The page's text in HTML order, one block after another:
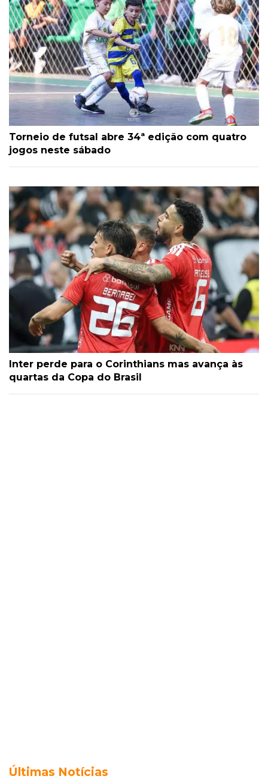
Torneio de futsal abre 34ª edição com quatro
jogos neste sábado
Inter perde para o Corinthians mas avança às
quartas da Copa do Brasil
Últimas Notícias